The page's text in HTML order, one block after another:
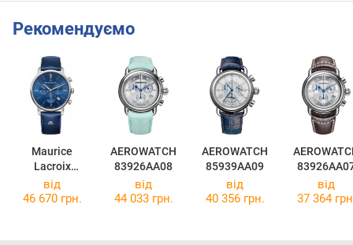
Рекомендуємо
Maurice
Lacroix
EL1098-SS001-
410-1
AEROWATCH
83926AA08
AEROWATCH
85939AA09
від
46 670 грн.
від
44 033 грн.
від
40 356 грн.
від
37 364